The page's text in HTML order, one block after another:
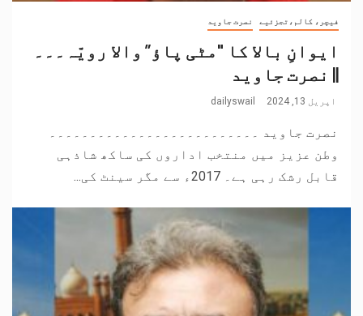
فیچر، کالم،تجزئیے نصرت جاوید
ایوانِ بالا کا "مٹی پاؤ” والا رویّہ۔۔۔
|| نصرت جاوید
اپریل 13, 2024 dailyswail
نصرت جاوید ۔۔۔۔۔۔۔۔۔۔۔۔۔۔۔۔۔۔۔۔۔۔۔۔۔۔
وطن عزیز میں منتخب اداروں کی ساکھ شاذہی
قابل رشک رہی ہے۔ 2017ء سے مگر سینٹ کی...